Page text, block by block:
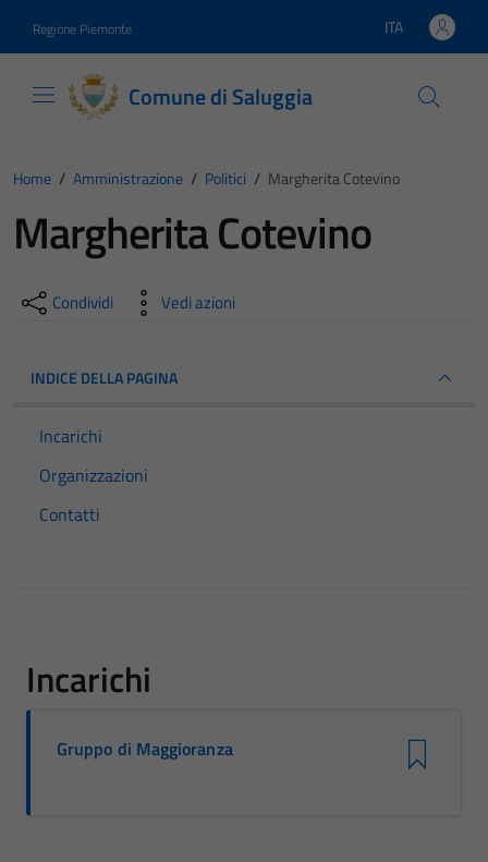
Regione Piemonte Lingua attiva:
ITA
Comune di Saluggia
Home / Amministrazione / Politici / Margherita Cotevino
Margherita Cotevino
Condividi Vedi azioni
INDICE DELLA PAGINA
Incarichi
Organizzazioni
Contatti
Incarichi
Gruppo di Maggioranza